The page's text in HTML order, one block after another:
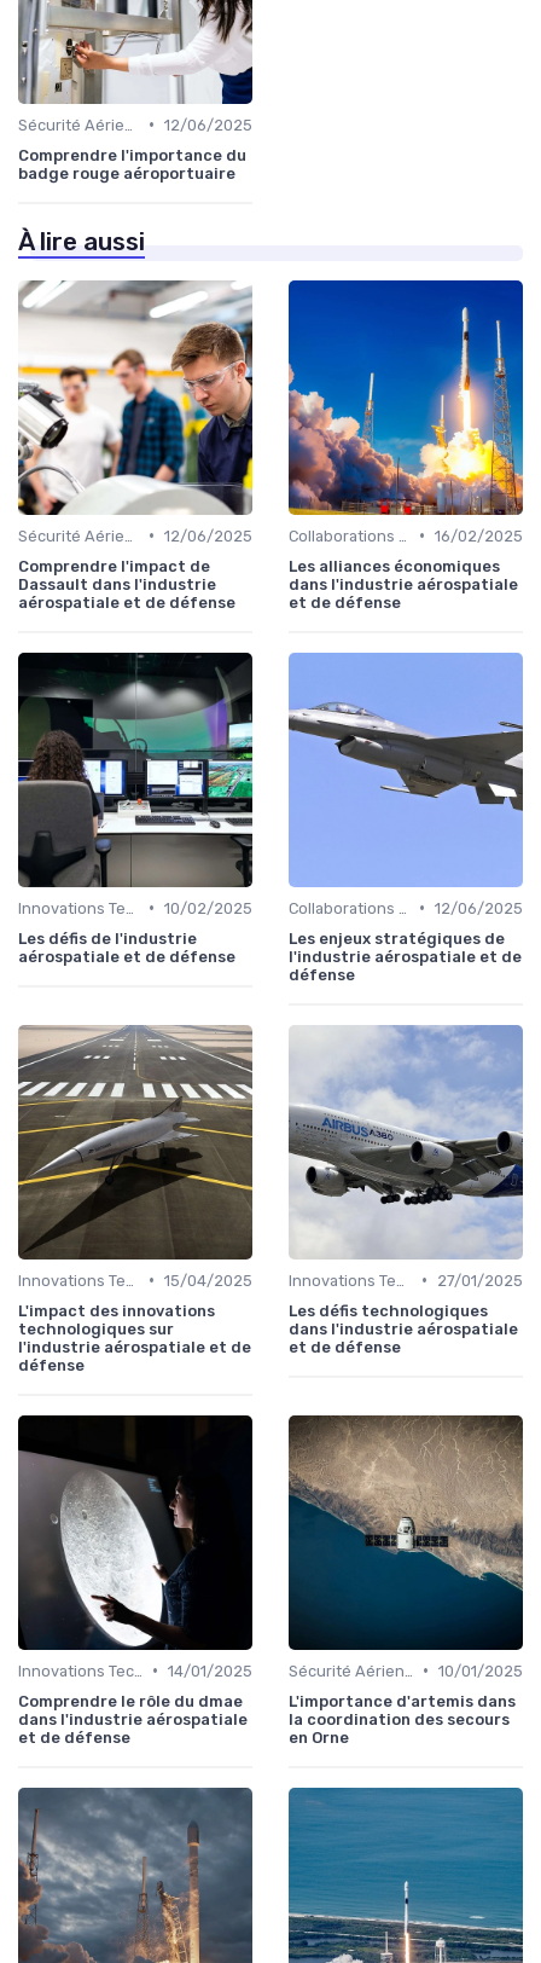
• 12/06/2025
Comprendre l'importance du
badge rouge aéroportuaire
À lire aussi
• 12/06/2025
Comprendre l'impact de
Dassault dans l'industrie
aérospatiale et de défense
• 16/02/2025
Les alliances économiques
dans l'industrie aérospatiale
et de défense
• 10/02/2025
Les défis de l'industrie
aérospatiale et de défense
• 12/06/2025
Les enjeux stratégiques de
l'industrie aérospatiale et de
défense
• 15/04/2025
L'impact des innovations
technologiques sur
l'industrie aérospatiale et de
défense
•
27/01/2025
Les défis technologiques
dans l'industrie aérospatiale
et de défense
• 14/01/2025
Comprendre le rôle du dmae
dans l'industrie aérospatiale
et de défense
• 10/01/2025
L'importance d'artemis dans
la coordination des secours
en Orne